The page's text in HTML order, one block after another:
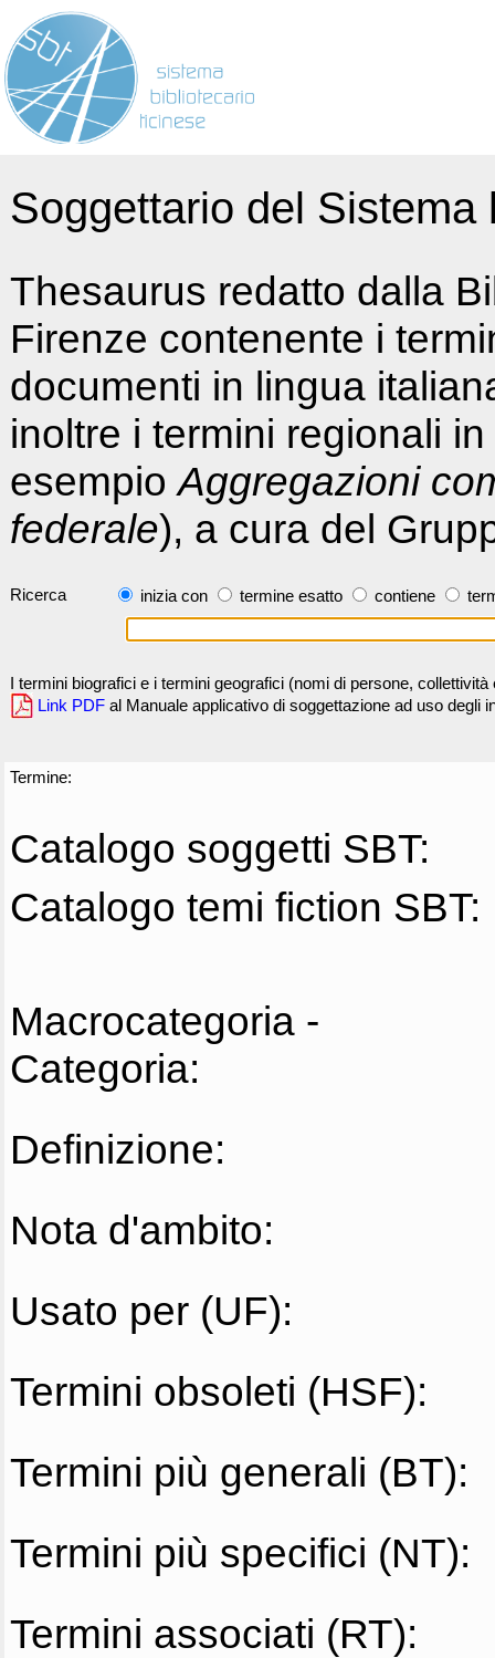
Soggettario del
Thesaurus redatto dalla
Firenze contenente i
documenti in lingua
inoltre i termini regionali
esempioAggregazioni
federale), a cura del
Ricerca inizia con termine esatto contiene
I termini biografici e i termini geografici (nomi di persone,
Link PDF al Manuale applicativo di soggettazione ad uso degli
Termine:
Catalogo soggetti SBT:
Catalogo temi fiction SBT:
Macrocategoria -
Categoria:
Definizione:
Nota d'ambito:
Usato per (UF):
Termini obsoleti (HSF):
Termini più generali (BT):
Termini più specifici (NT):
Termini associati (RT):